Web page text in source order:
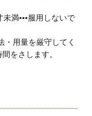
満•••服用しないで
・用量を厳守してく
をさします。